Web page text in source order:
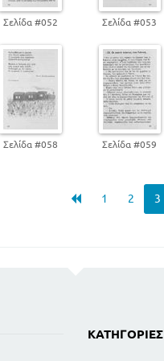
Σελίδα #052 Σελίδα #053
Σελίδα #058 Σελίδα #059
1 2 3
ΚΑΤΗΓΟΡΊΕΣ